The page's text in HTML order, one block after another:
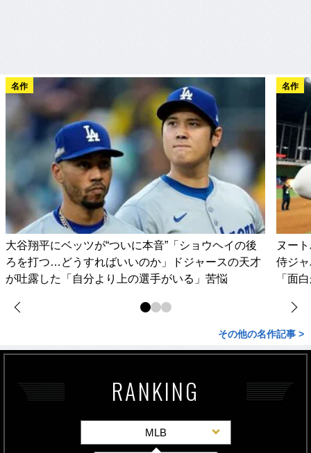
名作
大谷翔平にベッツが“ついに本音”「ショウヘイの後
ろを打つ…どうすればいいのか」ドジャースの天才
が吐露した「自分より上の選手がいる」苦悩
名作
ヌー
侍ジ
「面
その他の名作記事 >
RANKING
MLB